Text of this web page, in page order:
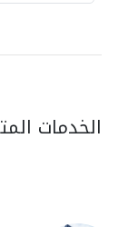
الخدمات